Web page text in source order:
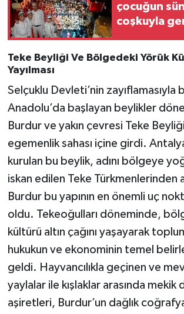
çocuğun
coşkuyla
Teke Beyliği Ve Bölgedeki Yörük
Yayılması
Selçuklu Devleti’nin zayıflamasıyla
Anadolu’da başlayan beylikler
Burdur ve yakın çevresi Teke
egemenlik sahası içine girdi.
kurulan bu beylik, adını bölgeye
iskan edilen Teke Türkmenlerinden
Burdur bu yapının en önemli uç
oldu. Tekeoğulları döneminde,
kültürü altın çağını yaşayarak
hukukun ve ekonominin temel
geldi. Hayvancılıkla geçinen ve
yaylalar ile kışlaklar arasında mekik
aşiretleri, Burdur’un dağlık